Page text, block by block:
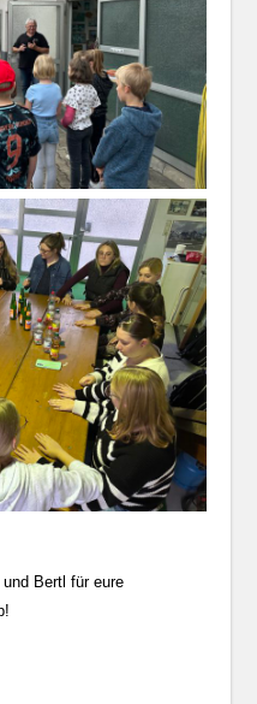
Bertl für eure